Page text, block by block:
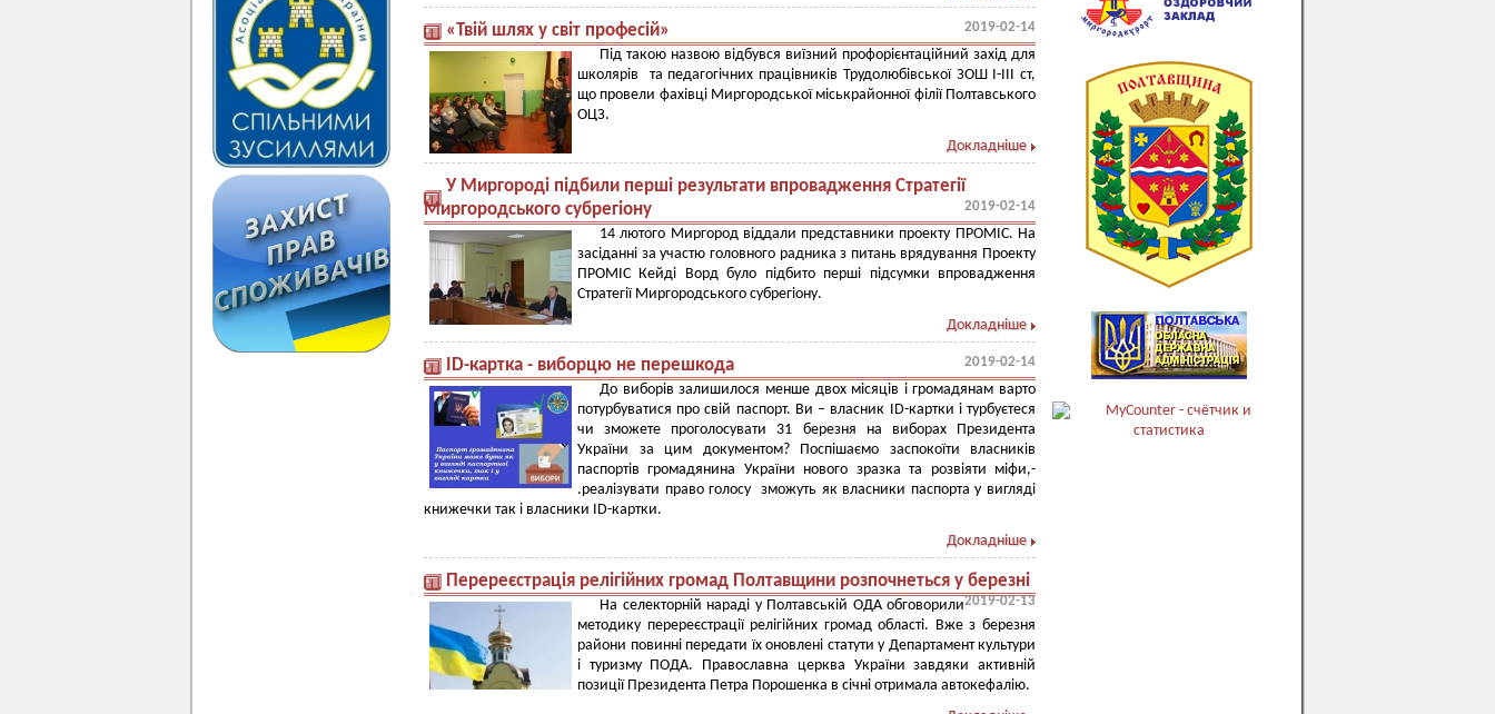
«Твій шлях у світ професій» 2019-02-14
Під такою назвою відбувся виїзний профорієнтаційний захід для
школярів та педагогічних працівників Трудолюбівської ЗОШ І-ІІІ ст,
що провели фахівці Миргородської міськрайонної філії Полтавського
ОЦЗ.
Докладніше
У Миргороді підбили перші результати впровадження Стратегії
Миргородського субрегіону
2019-02-14
14 лютого Миргород віддали представники проекту ПРОМІС. На
засіданні за участю головного радника з питань врядування Проекту
ПРОМІС Кейді Ворд було підбито перші підсумки впровадження
Стратегії Миргородського субрегіону.
Докладніше
ID-картка - виборцю не перешкода 2019-02-14
До виборів залишилося менше двох місяців і громадянам варто
потурбуватися про свій паспорт. Ви – власник ID-картки і турбуєтеся
чи зможете проголосувати 31 березня на виборах Президента
України за цим документом? Поспішаємо заспокоїти власників
паспортів громадянина України нового зразка та розвіяти міфи,-
.реалізувати право голосу зможуть як власники паспорта у вигляді
книжечки так і власники ID-картки.
Докладніше
Перереєстрація релігійних громад Полтавщини розпочнеться у березні
2019-02-13
На селекторній нараді у Полтавській ОДА обговорили
методику перереєстрації релігійних громад області. Вже з березня
райони повинні передати їх оновлені статути у Департамент культури
і туризму ПОДА. Православна церква України завдяки активній
позиції Президента Петра Порошенка в січні отримала автокефалію.